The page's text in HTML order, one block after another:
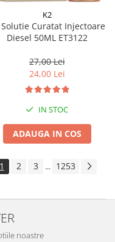
K2
Solutie Curatat Injectoare
Diesel 50ML ET3122
27,00 Lei
24,00 Lei
IN STOC
ADAUGA IN COS
1 2 3 ... 1253
noastre